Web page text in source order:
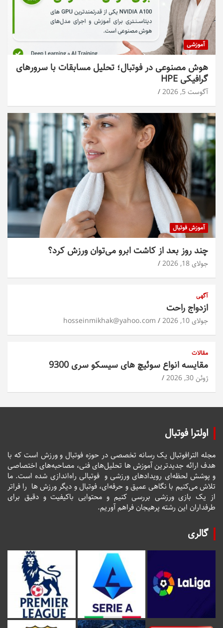
آموزشی
هوش مصنوعی در فوتبال؛ تحلیل مسابقات با سرورهای
گرافیکی HPE
آگوست 5, 2026
آموزش فوتبال
چند روز بعد از کاشت ابرو می‌توان ورزش کرد؟
جولای 18, 2026
آگهی
ازدواج راحت
جولای 10, 2026 hosseinmikhak@yahoo.com
مقالات
مقایسه انواع سوئیچ های سیسکو سری 9300
ژوئن 30, 2026
اولترا فوتبال
مجله الترافوتبال یک رسانه تخصصی در حوزه فوتبال و ورزش است که با
هدف ارائه جدیدترین آموزش ها تحلیل‌های فنی، مصاحبه‌های اختصاصی
و پوشش لحظه‌ای رویدادهای ورزشی و فوتبالی راه‌اندازی شده است. ما
تلاش می‌کنیم با نگاهی عمیق و حرفه‌ای، فوتبال و دیگر ورزش ها را فراتر
از یک بازی ورزشی بررسی کنیم و محتوایی باکیفیت و دقیق برای
طرفداران این رشته پرهیجان فراهم آوریم.
گالری